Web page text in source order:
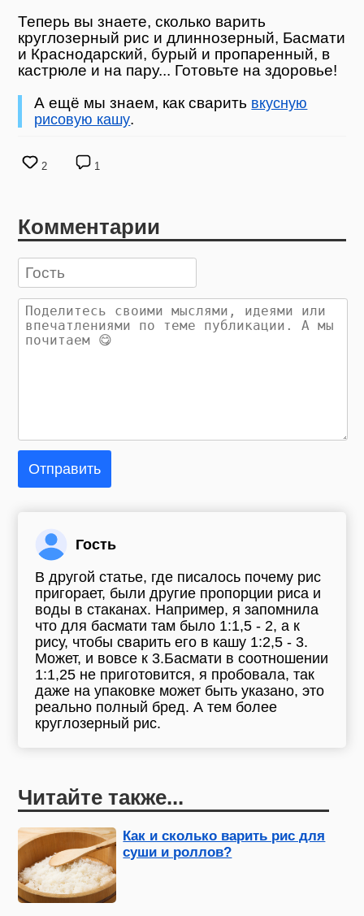
Теперь вы знаете, сколько варить
круглозерный рис и длиннозерный, Басмати
и Краснодарский, бурый и пропаренный, в
кастрюле и на пару... Готовьте на здоровье!
А ещё мы знаем, как сварить вкусную
рисовую кашу.
2 1
Комментарии
Отправить
Гость
В другой статье, где писалось почему рис
пригорает, были другие пропорции риса и
воды в стаканах. Например, я запомнила
что для басмати там было 1:1,5 - 2, а к
рису, чтобы сварить его в кашу 1:2,5 - 3.
Может, и вовсе к 3.Басмати в соотношении
1:1,25 не приготовится, я пробовала, так
даже на упаковке может быть указано, это
реально полный бред. А тем более
круглозерный рис.
Читайте также...
Как и сколько варить рис для
суши и роллов?